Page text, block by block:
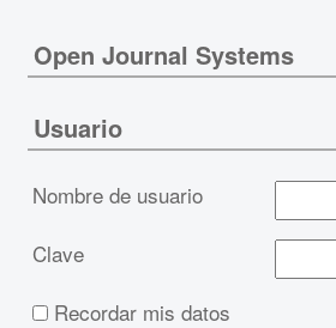
Open Journal Systems
Usuario
Nombre de usuario
Clave
Recordar mis datos